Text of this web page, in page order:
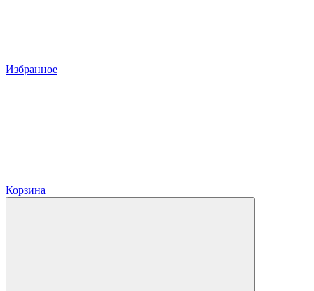
Избранное
Корзина